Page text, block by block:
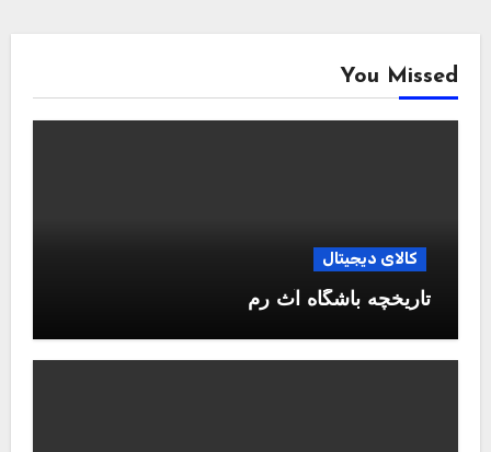
You Missed
کالای دیجیتال
تاریخچه باشگاه آث رم